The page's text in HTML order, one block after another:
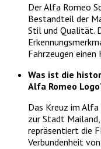
Der Alfa Romeo
Bestandteil der
Stil und Qualität.
Fahrzeugen
Was ist die
Alfa Romeo
Das Kreuz im Alfa
zur Stadt
repräsentiert die
Verbundenheit